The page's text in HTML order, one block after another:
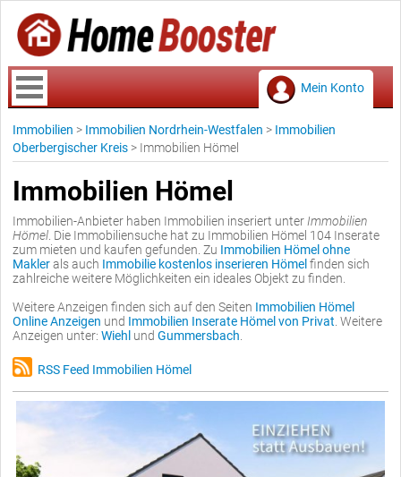
Mein Konto
Immobilien > Immobilien Nordrhein-Westfalen > Immobilien
Oberbergischer Kreis > Immobilien Hömel
Immobilien Hömel
Immobilien-Anbieter haben Immobilien inseriert unter Immobilien
Hömel . Die Immobiliensuche hat zu Immobilien Hömel 104 Inserate
zum mieten und kaufen gefunden. Zu Immobilien Hömel ohne
Maklerals auch Immobilie kostenlos inserieren Hömel finden sich
zahlreiche weitere Möglichkeiten ein ideales Objekt zu finden.
Weitere Anzeigen finden sich auf den Seiten Immobilien Hömel
Online Anzeigen und Immobilien Inserate Hömel von Privat . Weitere
Anzeigen unter: Wiehl und Gummersbach
RSS Feed Immobilien Hömel